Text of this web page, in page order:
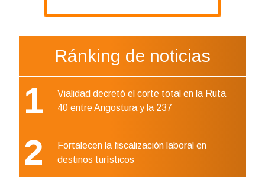
Ránking de noticias
1
Vialidad decretó el corte total en la Ruta
40 entre Angostura y la 237
2
Fortalecen la fiscalización laboral en
destinos turísticos